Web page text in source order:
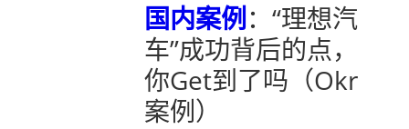
国内案例 ：“理想汽
车”成功背后的点，
你Get到了吗（Okr
案例）